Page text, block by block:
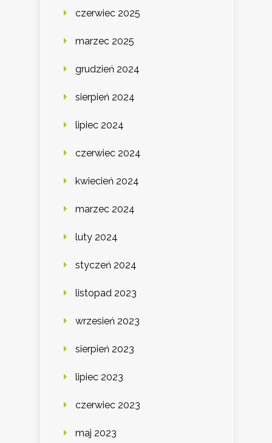
czerwiec 2025
marzec 2025
grudzień 2024
sierpień 2024
lipiec 2024
czerwiec 2024
kwiecień 2024
marzec 2024
luty 2024
styczeń 2024
listopad 2023
wrzesień 2023
sierpień 2023
lipiec 2023
czerwiec 2023
maj 2023